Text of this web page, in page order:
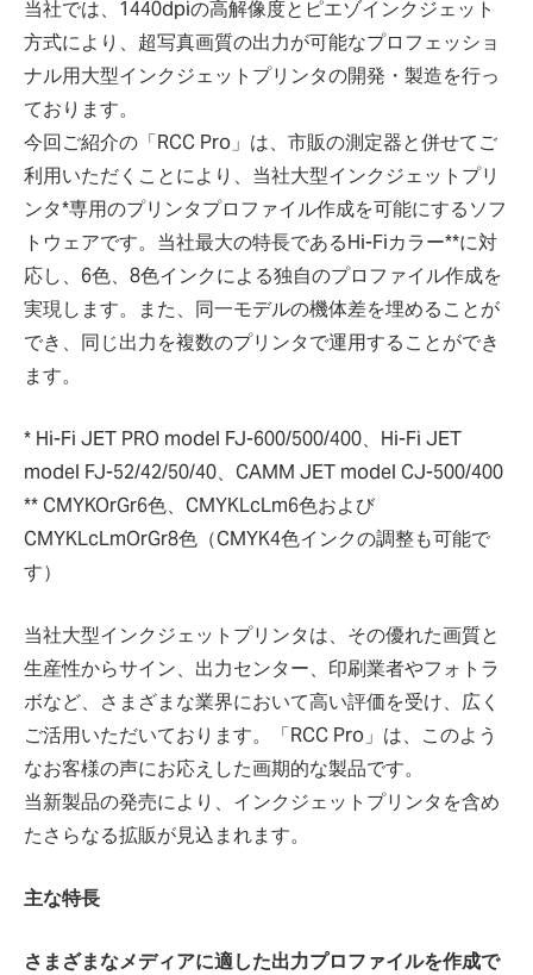
当社では、1440dpiの高解像度とピエゾインクジェット
方式により、超写真画質の出力が可能なプロフェッショ
ナル用大型インクジェットプリンタの開発・製造を行っ
ております。
今回ご紹介の「RCC Pro」は、市販の測定器と併せてご
利用いただくことにより、当社大型インクジェットプリ
ンタ*専用のプリンタプロファイル作成を可能にするソフ
トウェアです。当社最大の特長であるHi-Fiカラー**に対
応し、6色、8色インクによる独自のプロファイル作成を
実現します。また、同一モデルの機体差を埋めることが
でき、同じ出力を複数のプリンタで運用することができ
ます。
* Hi-Fi JET PRO model FJ-600/500/400、Hi-Fi JET
model FJ-52/42/50/40、CAMM JET model CJ-500/400
** CMYKOrGr6色、CMYKLcLm6色および
CMYKLcLmOrGr8色（CMYK4色インクの調整も可能で
す）
当社大型インクジェットプリンタは、その優れた画質と
生産性からサイン、出力センター、印刷業者やフォトラ
ボなど、さまざまな業界において高い評価を受け、広く
ご活用いただいております。「RCC Pro」は、このよう
なお客様の声にお応えした画期的な製品です。
当新製品の発売により、インクジェットプリンタを含め
たさらなる拡販が見込まれます。
主な特長
さまざまなメディアに適した出力プロファイルを作成で